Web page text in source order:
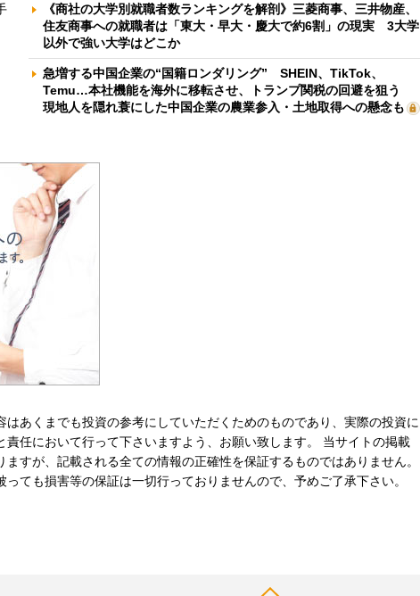
《商社の大学別就職者数ランキングを解剖》三菱商事、三井物産、
住友商事への就職者は「東大・早大・慶大で約6割」の現実 3大学
以外で強い大学はどこか
急増する中国企業の“国籍ロンダリング” SHEIN、TikTok、
Temu…本社機能を海外に移転させ、トランプ関税の回避を狙う
現地人を隠れ蓑にした中国企業の農業参入・土地取得への懸念も
はあくまでも投資の参考にしていただくためのものであり、実際の投資に
責任において行って下さいますよう、お願い致します。 当サイトの掲載
すが、記載される全ての情報の正確性を保証するものではありません。
ても損害等の保証は一切行っておりませんので、予めご了承下さい。